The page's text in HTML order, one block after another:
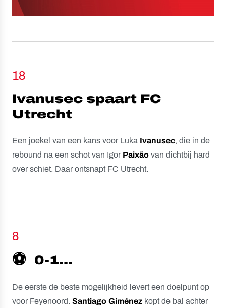
Ivanusec spaart FC
Utrecht
18
Een joekel van een kans voor Luka Ivanusec, die in de
rebound na een schot van Igor Paixão van dichtbij hard
over schiet. Daar ontsnapt FC Utrecht.
⚽️ 0-1...
8
De eerste de beste mogelijkheid levert een doelpunt op
voor Feyenoord. Santiago Giménez kopt de bal achter